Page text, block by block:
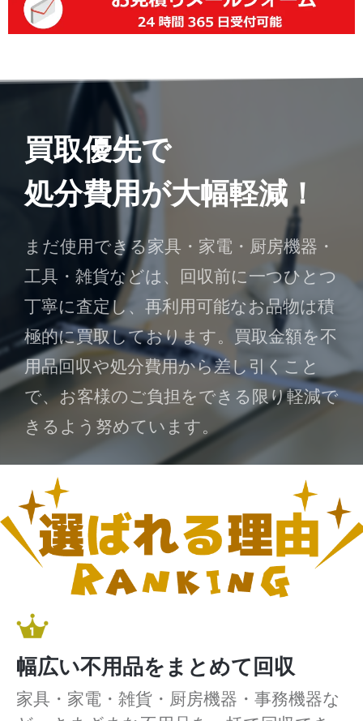
買取優先で
処分費用が大幅軽減！
まだ使用できる家具・家電・厨房機器・
工具・雑貨などは、回収前に一つひとつ
丁寧に査定し、再利用可能なお品物は積
極的に買取しております。買取金額を不
用品回収や処分費用から差し引くこと
で、お客様のご負担をできる限り軽減で
きるよう努めています。
幅広い不用品をまとめて回収
家具・家電・雑貨・厨房機器・事務機器な